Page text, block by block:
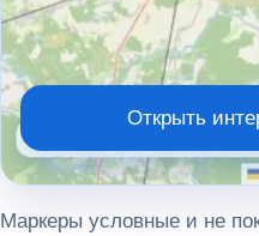
Открыть
Маркеры условные и не